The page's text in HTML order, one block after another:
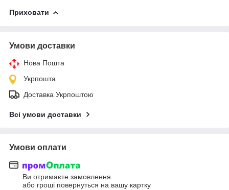
Приховати
Умови доставки
Нова Пошта
Укрпошта
Доставка Укрпоштою
Всі умови доставки
Умови оплати
Ви отримаєте замовлення
або гроші повернуться на вашу картку